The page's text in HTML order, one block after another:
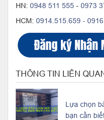
HN: 0948 511 555 - 0973
HCM: 0914.515.659 -
THÔNG TIN LIÊN
Lựa chọn
bạn cần